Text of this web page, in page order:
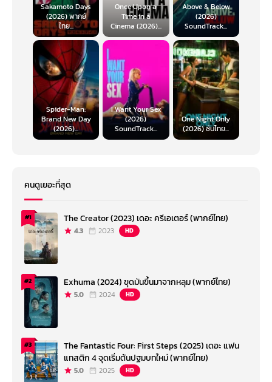
Sakamoto Days
(2026) พากย์
ไทย...
Once Upon a
Time in a
Cinema (2026)...
Above & Below
(2026)
SoundTrack...
Spider-Man:
Brand New Day
(2026)...
I Want Your Sex
(2026)
SoundTrack...
One Night Only
(2026) ซับไทย...
คนดูเยอะที่สุด
#1 The Creator (2023) เดอะ ครีเอเตอร์ (พากย์ไทย)
4.3 2023 HD
#2 Exhuma (2024) ขุดมันขึ้นมาจากหลุม (พากย์ไทย)
5.0 2024 HD
#3
The Fantastic Four: First Steps (2025) เดอะ แฟน
แทสติก 4 จุดเริ่มต้นปฐมบทใหม่ (พากย์ไทย)
5.0 2025 HD